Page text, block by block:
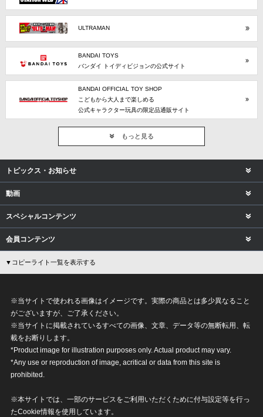
ULTRAMAN
BANDAI TOYS
バンダイ トイディビジョンの公式サイト
BANDAI OFFICIAL TOY SHOP
こどもから大人まで楽しめる
公式キャラクター玩具の限定品通販サイト
もっと見る
トピックス・お知らせ
動画
スペシャルコンテンツ
会員コンテンツ
▼コピーライト一覧を表示する
※当サイトで使われる画像はイメージです。実際の商品とは多少異なること
がございますが、ご了承ください。
※当サイトに掲載されているすべての画像、文章、データ等の無断転用、転
載をお断りします。
*Product image for illustration purposes only. Actual product may vary.
*Any use or reproduction of image, acritical or data from this site is
prohibited.
※本サイトでは、一部のサービスをご利用いただくために付与設定等を行っ
たCookie情報を使用しています。